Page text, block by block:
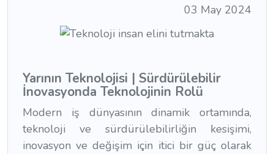
03 May 2024
Yarının Teknolojisi | Sürdürülebilir
İnovasyonda Teknolojinin Rolü
Modern iş dünyasının dinamik ortamında,
teknoloji ve sürdürülebilirliğin kesişimi,
inovasyon ve değişim için itici bir güç olarak